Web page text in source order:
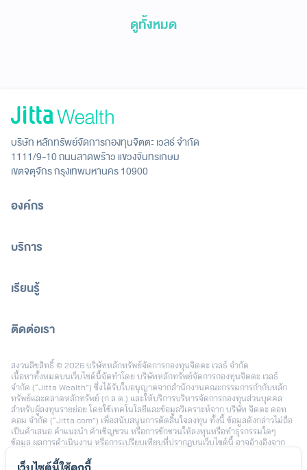
ดูทั้งหมด
บริษัท หลักทรัพย์จัดการกองทุนจิตตะ เวลธ์ จำกัด
1111/9-10 ถนนลาดพร้าว แขวงจันทรเกษม
เขตจตุจักร กรุงเทพมหานคร 10900
องค์กร
บริการ
เรียนรู้
ติดต่อเรา
สงวนลิขสิทธิ์ © 2026 บริษัทหลักทรัพย์จัดการกองทุนจิตตะ เวลธ์ จำกัด
เนื้อหาทั้งหมดบนเว็บไซต์นี้จัดทำโดย บริษัทหลักทรัพย์จัดการกองทุนจิตตะ เวลธ์
จำกัด (“Jitta Wealth”) ซึ่งได้รับใบอนุญาตจากสำนักงานคณะกรรมการกำกับหลัก
ทรัพย์และตลาดหลักทรัพย์ (ก.ล.ต.) และให้บริการบริหารจัดการกองทุนส่วนบุคคล
สำหรับผู้ลงทุนรายย่อย โดยใช้เทคโนโลยีและข้อมูลวิเคราะห์จาก บริษัท จิตตะ ดอท
คอม จำกัด (“Jitta.com”) เพื่อสนับสนุนการตัดสินใจลงทุน ทั้งนี้ ข้อมูลดังกล่าวไม่ถือ
เป็นคำเสนอ คำแนะนำ คำเชิญชวน หรือการชักชวนให้ลงทุนหรือทำธุรกรรมใดๆ
ข้อมูล ผลการดำเนินงาน หรือการเปรียบเทียบที่ปรากฏบนเว็บไซต์นี้ อาจอ้างอิงจาก
สามารถใช้เป็นหลักประกันผลตอบแทนในอนาคต การลงทุนมีความเสี่ยง ผู้ลงทุนอาจ
เว็บไซต์นี้ใช้คุกกี้